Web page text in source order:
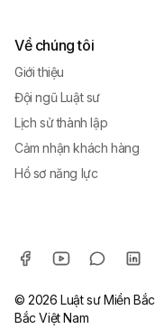
Về chúng tôi
Giới thiệu
Đội ngũ Luật sư
Lịch sử thành lập
Cảm nhận khách hàng
Hồ sơ năng lực
© 2026 Luật sư Miền Bắc
Bắc Việt Nam